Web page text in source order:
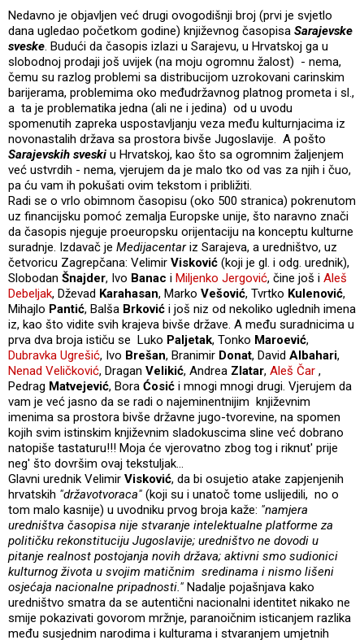
Nedavno je objavljen već drugi ovogodišnji broj (prvi je svjetlo
dana ugledao početkom godine) književnog časopisa Sarajevske
sveske. Budući da časopis izlazi u Sarajevu, u Hrvatskoj ga u
slobodnoj prodaji još uvijek (na moju ogromnu žalost) - nema,
čemu su razlog problemi sa distribucijom uzrokovani carinskim
barijerama, problemima oko međudržavnog platnog prometa i sl.,
a ta je problematika jedna (ali ne i jedina) od u uvodu
spomenutih zapreka uspostavljanju veza među kulturnjacima iz
novonastalih država sa prostora bivše Jugoslavije. A pošto
Sarajevskih sveski u Hrvatskoj, kao što sa ogromnim žaljenjem
već ustvrdih - nema, vjerujem da je malo tko od vas za njih i čuo,
pa ću vam ih pokušati ovim tekstom i približiti.
Radi se o vrlo obimnom časopisu (oko 500 stranica) pokrenutom
uz financijsku pomoć zemalja Europske unije, što naravno znači
da časopis njeguje proeuropsku orijentaciju na konceptu kulturne
suradnje. Izdavač je Medijacentariz Sarajeva, a uredništvo, uz
četvoricu Zagrepčana: Velimir Visković (koji je gl. i odg. urednik),
Slobodan Šnajder, Ivo Banac i Miljenko Jergović, čine još i Aleš
Debeljak, Dževad Karahasan, Marko Vešović, Tvrtko Kulenović,
Mihajlo Pantić, Balša Brković i još niz od nekoliko uglednih imena
iz, kao što vidite svih krajeva bivše države. A među suradnicima u
prva dva broja ističu se Luko Paljetak, Tonko Maroević,
Dubravka Ugrešić, Ivo Brešan, Branimir Donat, David Albahari,
Nenad Veličković, Dragan Velikić, Andrea Zlatar, Aleš Čar ,
Pedrag Matvejević, Bora Ćosić i mnogi mnogi drugi. Vjerujem da
vam je već jasno da se radi o najeminentnijim književnim
imenima sa prostora bivše državne jugo-tvorevine, na spomen
kojih svim istinskim književnim sladokuscima sline već dobrano
natopiše tastaturu!!! Moja će vjerovatno zbog tog i riknut' prije
neg' što dovršim ovaj tekstuljak...
Glavni urednik Velimir Visković, da bi osujetio atake zapjenjenih
hrvatskih "državotvoraca" (koji su i unatoč tome uslijedili, no o
tom malo kasnije) u uvodniku prvog broja kaže: "namjera
uredništva časopisa nije stvaranje intelektualne platforme za
političku rekonstituciju Jugoslavije; uredništvo ne dovodi u
pitanje realnost postojanja novih država; aktivni smo sudionici
kulturnog života u svojim matičnim sredinama i nismo lišeni
osjećaja nacionalne pripadnosti." Nadalje pojašnjava kako
uredništvo smatra da se autentični nacionalni identitet nikako ne
smije pokazivati govorom mržnje, paranoičnim isticanjem razlika
među susjednim narodima i kulturama i stvaranjem umjetnih